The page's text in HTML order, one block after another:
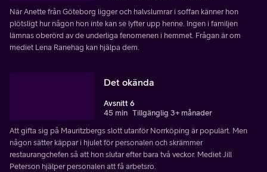
När Anette från Göteborg ligger och halvslumrar i soffan känner hon
plötsligt hur någon hon inte kan se lyfter upp henne. Ingen i familjen
lämnas oberörd av de underliga fenomenen i hemmet. Frågan är om
mediet Lena Ranehag kan hjälpa dem.
Det okända
Avsnitt 6
45 min Tillgänglig 3+ månader
Att gifta sig på Mauritzbergs slott utanför Norrköping är populärt. Men
någon sätter käppar i hjulet för personalen och skrämmer
restaurangchefen så att hon slutar efter bara två veckor. Mediet Jill
Peterson hjälper personalen att få arbetsro.